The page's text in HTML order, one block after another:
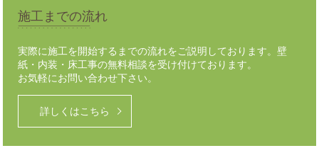
施工までの流れ
実際に施工を開始するまでの流れをご説明しております。壁
紙・内装・床工事の無料相談を受け付けております。
お気軽にお問い合わせ下さい。
詳しくはこちら